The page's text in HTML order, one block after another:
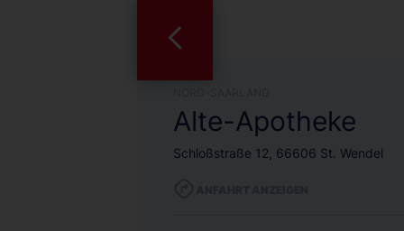
Alte-Apotheke
Schloßstraße 12, 66606 St. Wendel